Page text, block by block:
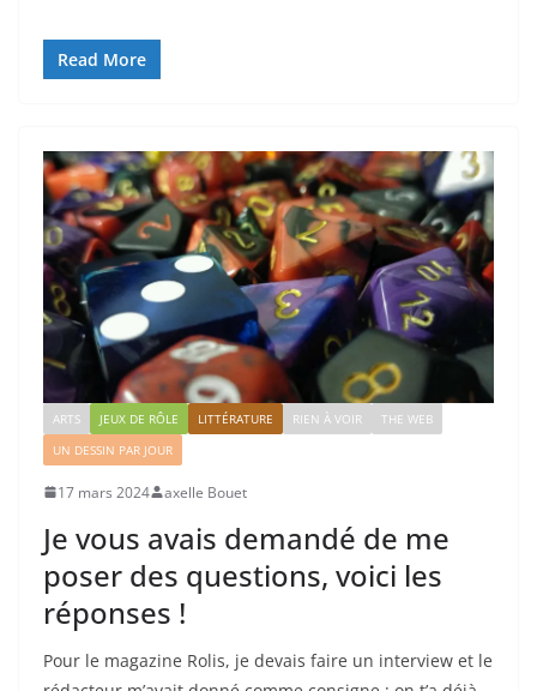
Read More
ARTS JEUX DE RÔLE LITTÉRATURE RIEN À VOIR
THE WEB
UN DESSIN PAR JOUR
17 mars 2024 axelle Bouet
Je vous avais demandé de me
poser des questions, voici les
réponses !
Pour le magazine Rolis, je devais faire un interview et le